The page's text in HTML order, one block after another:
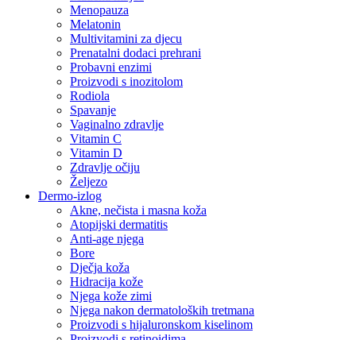
Menopauza
Melatonin
Multivitamini za djecu
Prenatalni dodaci prehrani
Probavni enzimi
Proizvodi s inozitolom
Rodiola
Spavanje
Vaginalno zdravlje
Vitamin C
Vitamin D
Zdravlje očiju
Željezo
Dermo-izlog
Akne, nečista i masna koža
Atopijski dermatitis
Anti-age njega
Bore
Dječja koža
Hidracija kože
Njega kože zimi
Njega nakon dermatoloških tretmana
Proizvodi s hijaluronskom kiselinom